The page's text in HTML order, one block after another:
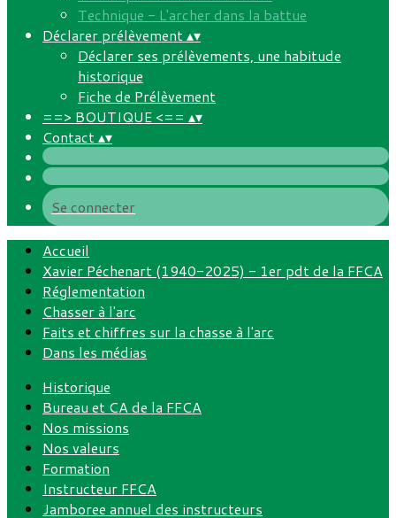
Technique - L'archer dans la battue
Déclarer prélèvement▴▾
Déclarer ses prélèvements, une habitude
historique
Fiche de Prélèvement
==> BOUTIQUE <== ▴▾
Contact▴▾
Se connecter
Accueil
Xavier Péchenart (1940-2025) - 1er pdt de la FFCA
Réglementation
Chasser à l'arc
Faits et chiffres sur la chasse à l'arc
Dans les médias
Historique
Bureau et CA de la FFCA
Nos missions
Nos valeurs
Formation
Instructeur FFCA
Jamboree annuel des instructeurs